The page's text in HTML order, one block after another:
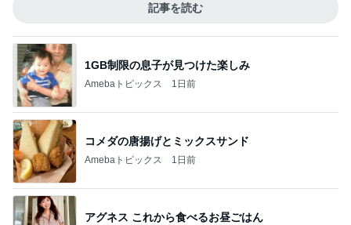
記事を読む
1GB制限の息子が見つけた楽しみ
Amebaトピックス 1日前
コメダの唐揚げとミックスサンド
Amebaトピックス 1日前
アグネス これから食べるお昼ごはん